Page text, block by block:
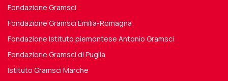
Fondazione Gramsci
Fondazione Gramsci Emilia-Romagna
Fondazione Istituto piemontese Antonio Gramsci
Fondazione Gramsci di Puglia
Istituto Gramsci Marche